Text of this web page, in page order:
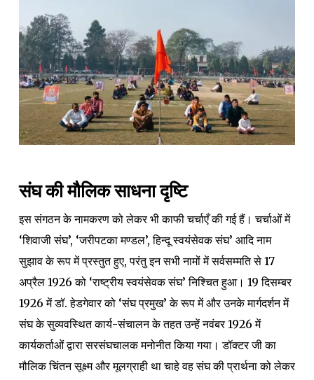
संघ की मौलिक साधना दृष्टि
इस संगठन के नामकरण को लेकर भी काफी चर्चाएँ की गई हैं। चर्चाओं में
‘शिवाजी संघ’, ‘जरीपटका मण्डल’, हिन्दू स्वयंसेवक संघ’ आदि नाम
सुझाव के रूप में प्रस्तुत हुए, परंतु इन सभी नामों में सर्वसम्मति से 17
अप्रैल 1926 को ‘राष्ट्रीय स्वयंसेवक संघ’ निश्चित हुआ। 19 दिसम्बर
1926 में डॉ. हेडगेवार को ‘संघ प्रमुख’ के रूप में और उनके मार्गदर्शन में
संघ के सुव्यवस्थित कार्य-संचालन के तहत उन्हें नवंबर 1926 में
कार्यकर्ताओं द्वारा सरसंघचालक मनोनीत किया गया। डॉक्टर जी का
मौलिक चिंतन सूक्ष्म और मूलग्राही था चाहे वह संघ की प्रार्थना को लेकर